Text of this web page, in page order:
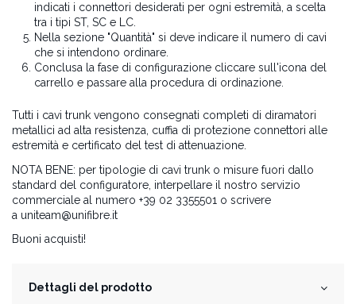
indicati i connettori desiderati per ogni estremità, a scelta
tra i tipi ST, SC e LC.
Nella sezione "Quantità" si deve indicare il numero di cavi
che si intendono ordinare.
Conclusa la fase di configurazione cliccare sull'icona del
carrello e passare alla procedura di ordinazione.
Tutti i cavi trunk vengono consegnati completi di diramatori
metallici ad alta resistenza, cuffia di protezione connettori alle
estremità e certificato del test di attenuazione.
NOTA BENE: per tipologie di cavi trunk o misure fuori dallo
standard del configuratore, interpellare il nostro servizio
commerciale al numero +39 02 3355501 o scrivere
a uniteam@unifibre.it
Buoni acquisti!
Dettagli del prodotto